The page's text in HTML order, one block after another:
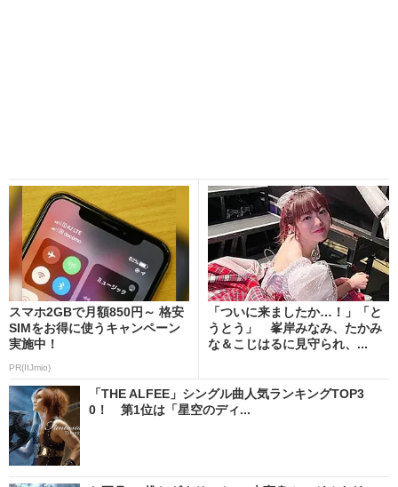
スマホ2GBで月額850円～ 格安
SIMをお得に使うキャンペーン
実施中！
PR(IIJmio)
「ついに来ましたか…！」「と
うとう」 峯岸みなみ、たかみ
な＆こじはるに見守られ、...
「THE ALFEE」シングル曲人気ランキングTOP3
0！ 第1位は「星空のディ...